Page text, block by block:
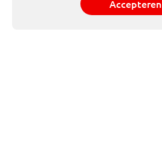
Accepteren